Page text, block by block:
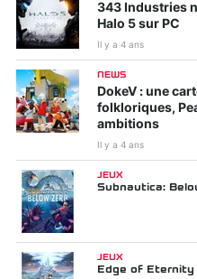
343 Industries
Halo 5 sur PC
Il y a 4 ans
NEWS
DokeV : une
folkloriques,
ambitions
Il y a 4 ans
JEUX
Subnautica:
JEUX
Edge of Eternity